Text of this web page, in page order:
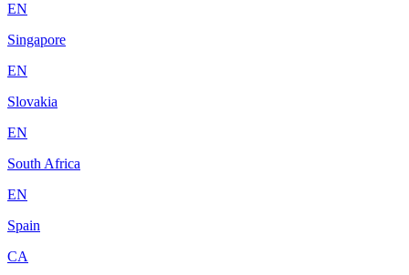
EN
Singapore
EN
Slovakia
EN
South Africa
EN
Spain
CA